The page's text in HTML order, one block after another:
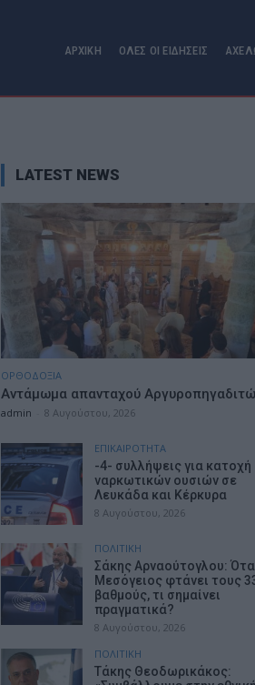
ΑΡΧΙΚΗ ΟΛΕΣ ΟΙ ΕΙΔΗΣΕΙΣ
LATEST NEWS
ΟΡΘΟΔΟΞΙΑ
Αντάμωμα απανταχού
admin 8 Αυγούστου, 2026
ΕΠΙΚΑΙΡΟΤΗΤΑ
-4- συλλήψεις για κατοχή
ναρκωτικών ουσιών σε
Λευκάδα και Κέρκυρα
8 Αυγούστου, 2026
ΠΟΛΙΤΙΚΗ
Σάκης Αρναούτογλου:
Μεσόγειος φτάνει τους
βαθμούς, τι σημαίνει
πραγματικά?
8 Αυγούστου, 2026
ΠΟΛΙΤΙΚΗ
Τάκης Θεοδωρικάκος: